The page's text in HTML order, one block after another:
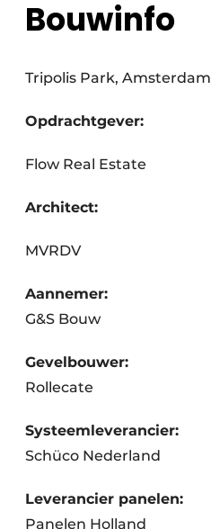
Bouwinfo
Tripolis Park, Amsterdam
Opdrachtgever:
Flow Real Estate
Architect:
MVRDV
Aannemer:
G&S Bouw
Gevelbouwer:
Rollecate
Systeemleverancier:
Schüco Nederland
Leverancier panelen:
Panelen Holland